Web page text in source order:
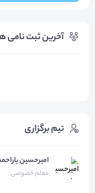
آخرین ثبت نامی
تیم برگزاری
امیرحسین
معلم خصوصی